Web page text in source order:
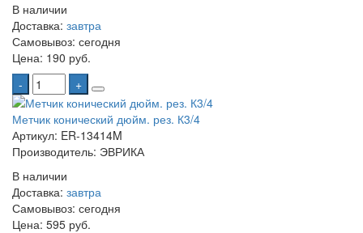
В наличии
Доставка: завтра
Самовывоз: сегодня
Цена: 190 руб.
-
+
Метчик конический дюйм. рез. К3/4
Артикул: ER-13414M
Производитель: ЭВРИКА
В наличии
Доставка: завтра
Самовывоз: сегодня
Цена: 595 руб.